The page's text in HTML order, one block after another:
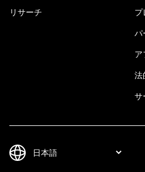
リサーチ プ
パ
ア
法
サ